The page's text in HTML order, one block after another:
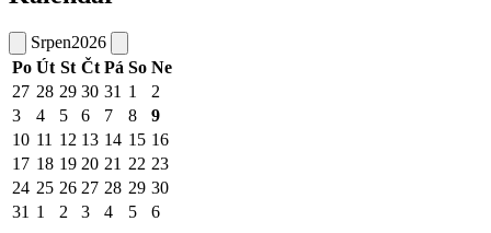
Srpen2026
Po Út St Čt Pá So Ne
27 28 29 30 31 1
2
3
4 5 6 7 8
9
10 11 12 13 14 15 16
17 18 19 20 21 22 23
24 25 26 27 28 29 30
31 1 2 3 4 5 6